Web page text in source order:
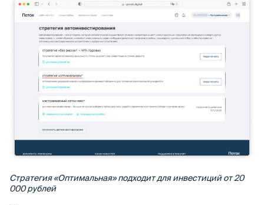
Стратегия «Оптимальная» подходит для инвестиций от 20
000 рублей